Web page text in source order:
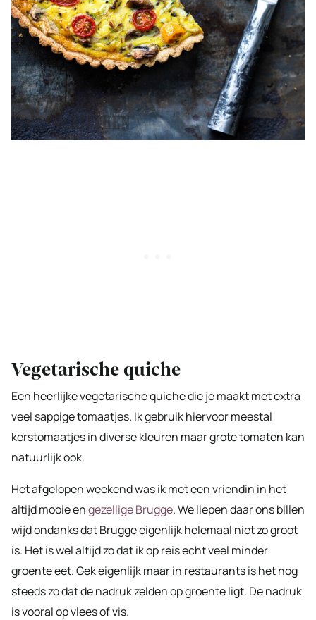
Vegetarische quiche
Een heerlijke vegetarische quiche die je maakt met extra
veel sappige tomaatjes. Ik gebruik hiervoor meestal
kerstomaatjes in diverse kleuren maar grote tomaten kan
natuurlijk ook.
Het afgelopen weekend was ik met een vriendin in het
altijd mooie engezellige Brugge. We liepen daar ons billen
wijd ondanks dat Brugge eigenlijk helemaal niet zo groot
is. Het is wel altijd zo dat ik op reis echt veel minder
groente eet. Gek eigenlijk maar in restaurants is het nog
steeds zo dat de nadruk zelden op groente ligt. De nadruk
is vooral op vlees of vis.